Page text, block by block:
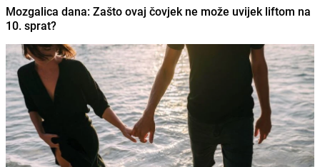
Mozgalica dana: Zašto ovaj čovjek ne može uvijek liftom na
10. sprat?